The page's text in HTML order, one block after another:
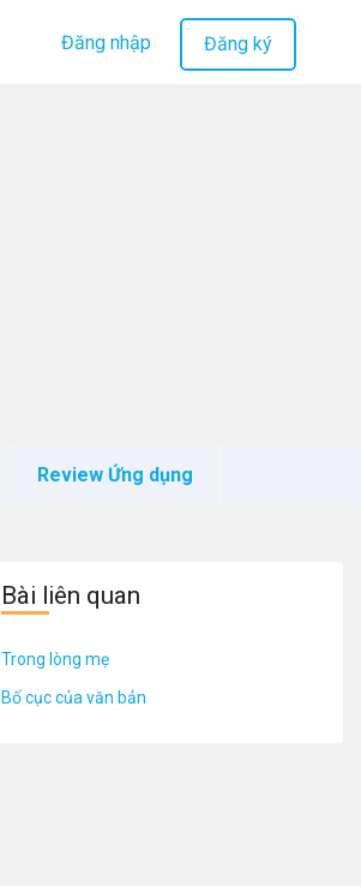
Đăng nhập Đăng ký
Review Ứng dụng
Bài liên quan
Trong lòng mẹ
Bố cục của văn bản